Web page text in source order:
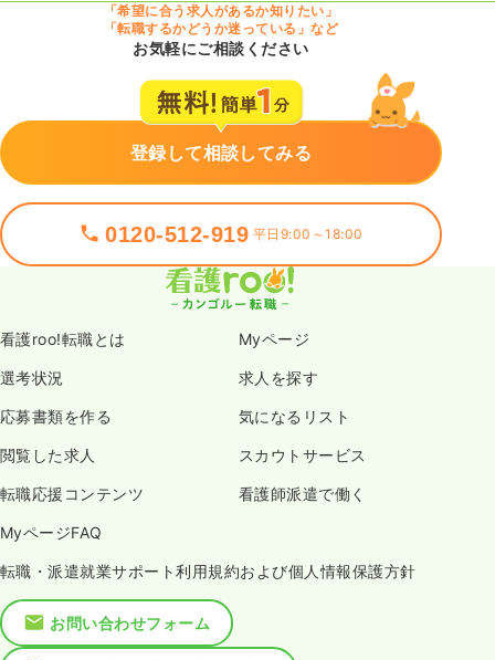
「希望に合う求人があるか知りたい」
「転職するかどうか迷っている」など
お気軽にご相談ください
登録して相談してみる
0120-512-919 平日9:00～18:00
看護roo!転職とは Myページ
選考状況 求人を探す
応募書類を作る 気になるリスト
閲覧した求人 スカウトサービス
転職応援コンテンツ 看護師派遣で働く
MyページFAQ
転職・派遣就業サポート利用規約および個人情報保護方針
お問い合わせフォーム